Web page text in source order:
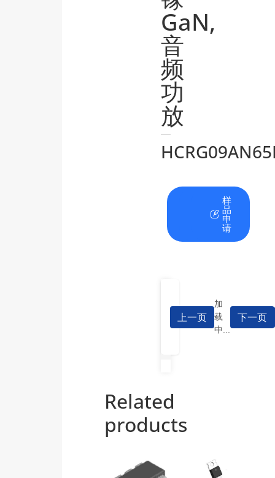
GaN,
音
频
功
放
料
下
样
品
申
请
上一页
加
载
中...
下一页
Related
products